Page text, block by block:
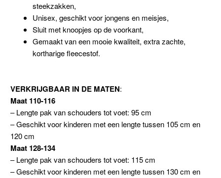
steekzakken,
Unisex, geschikt voor jongens en meisjes,
Sluit met knoopjes op de voorkant,
Gemaakt van een mooie kwaliteit, extra zachte,
kortharige fleecestof.
VERKRIJGBAAR IN DE MATEN:
Maat 110-116
– Lengte pak van schouders tot voet: 95 cm
– Geschikt voor kinderen met een lengte tussen 105 cm en
120 cm
Maat 128-134
– Lengte pak van schouders tot voet: 115 cm
– Geschikt voor kinderen met een lengte tussen 130 cm en